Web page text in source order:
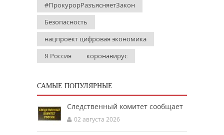
#ПрокурорРазъясняетЗакон
Безопасность
нацпроект цифровая экономика
Я Россия
коронавирус
САМЫЕ ПОПУЛЯРНЫЕ
Следственный комитет сообщает
02 августа 2026